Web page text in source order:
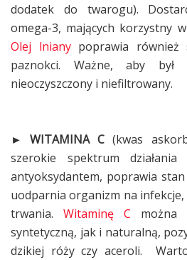
dodatek do twarogu).
omega-3, mających korzystny
Olej lnianypoprawia również
paznokci. Ważne, aby był
nieoczyszczony i niefiltrowany.
► WITAMINA C (kwas
szerokie spektrum
antyoksydantem, poprawia
uodparnia organizm na infekcje,
trwania. Witaminę C można
syntetyczną, jak i naturalną,
dzikiej róży czy aceroli.